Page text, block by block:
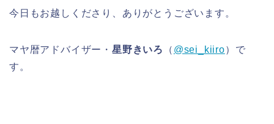
今日もお越しくださり、ありがとうございます。
マヤ暦アドバイザー・ 星野きいろ （ @sei_kiiro）で
す。